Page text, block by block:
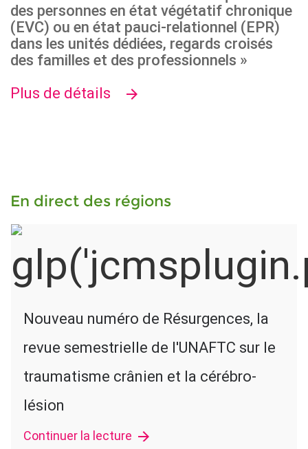
des personnes en état végétatif chronique
(EVC) ou en état pauci-relationnel (EPR)
dans les unités dédiées, regards croisés
des familles et des professionnels »
Plus de détails
En direct des régions
Nouveau numéro de Résurgences, la
revue semestrielle de l'UNAFTC sur le
traumatisme crânien et la cérébro-
lésion
Continuer la lecture